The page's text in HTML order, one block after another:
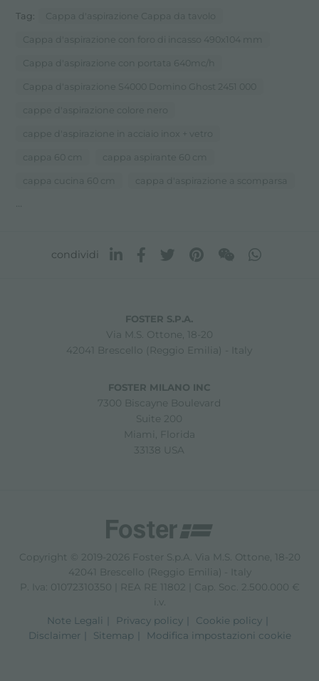
Tag: Cappa d'aspirazione Cappa da tavolo
Cappa d'aspirazione con foro di incasso 490x104 mm
Cappa d'aspirazione con portata 640mc/h
Cappa d'aspirazione S4000 Domino Ghost 2451 000
cappe d'aspirazione colore nero
cappe d'aspirazione in acciaio inox + vetro
cappa 60 cm cappa aspirante 60 cm
cappa cucina 60 cm cappa d'aspirazione a scomparsa
...
condividi
FOSTER S.P.A.
Via M.S. Ottone, 18-20
42041 Brescello (Reggio Emilia) - Italy
FOSTER MILANO INC
7300 Biscayne Boulevard
Suite 200
Miami, Florida
33138 USA
Copyright © 2019-2026 Foster S.p.A. Via M.S. Ottone, 18-20
42041 Brescello (Reggio Emilia) - Italy
P. Iva: 01072310350 | REA RE 11802 | Cap. Soc. 2.500.000 €
i.v.
Note Legali
Privacy policy
Cookie policy
Disclaimer
Sitemap Modifica impostazioni cookie